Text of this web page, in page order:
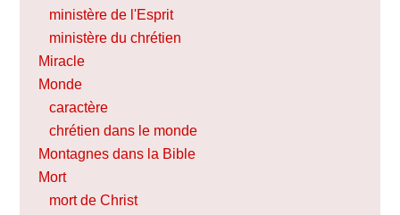
ministère de l'Esprit
ministère du chrétien
Miracle
Monde
caractère
chrétien dans le monde
Montagnes dans la Bible
Mort
mort de Christ